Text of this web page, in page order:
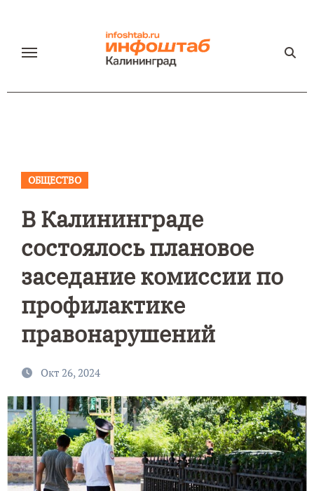
содержанию
ОБЩЕСТВО
В Калининграде
состоялось плановое
заседание комиссии по
профилактике
правонарушений
Окт 26, 2024